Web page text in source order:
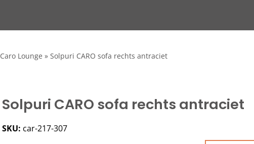
Caro Lounge » Solpuri CARO sofa rechts antraciet
Solpuri CARO sofa rechts antraciet
SKU: car-217-307